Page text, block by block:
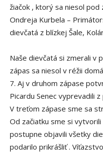
žiačok , ktorý sa niesol
Ondreja Kurbela –
dievčatá z blízkej Šale,
Naše dievčatá si zmerali v
zápas sa niesol v réžii
7. Aj v druhom zápase
Picardu Senec vyprevadili
V treťom zápase sme sa
Od začiatku sme si
postupne objavili všetky
podarilo prikrášliť .